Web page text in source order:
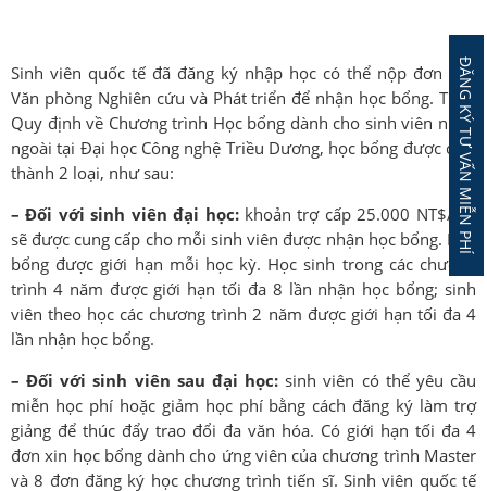
Sinh viên quốc tế đã đăng ký nhập học có thể nộp đơn vào
Văn phòng Nghiên cứu và Phát triển để nhận học bổng. Theo
Quy định về Chương trình Học bổng dành cho sinh viên nước
ngoài tại Đại học Công nghệ Triều Dương, học bổng được chia
thành 2 loại, như sau:
– Đối với sinh viên đại học:khoản trợ cấp 25.000 NT$/ kỳ
sẽ được cung cấp cho mỗi sinh viên được nhận học bổng. Học
bổng được giới hạn mỗi học kỳ. Học sinh trong các chương
trình 4 năm được giới hạn tối đa 8 lần nhận học bổng; sinh
viên theo học các chương trình 2 năm được giới hạn tối đa 4
lần nhận học bổng.
– Đối với sinh viên sau đại học: sinh viên có thể yêu cầu
miễn học phí hoặc giảm học phí bằng cách đăng ký làm trợ
giảng để thúc đẩy trao đổi đa văn hóa. Có giới hạn tối đa 4
đơn xin học bổng dành cho ứng viên của chương trình Master
và 8 đơn đăng ký học chương trình tiến sĩ. Sinh viên quốc tế
ĐĂNG KÝ TƯ VẤN MIỄN PHÍ